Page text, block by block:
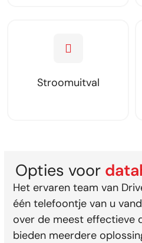
Stroomuitval
Opties voor
Het ervaren team van
één telefoontje van u
over de meest effectieve
bieden meerdere